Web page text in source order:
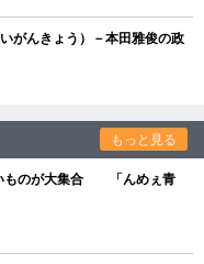
がんきょう）－本田雅俊の政
もっと見る
ものが大集合 「んめぇ青